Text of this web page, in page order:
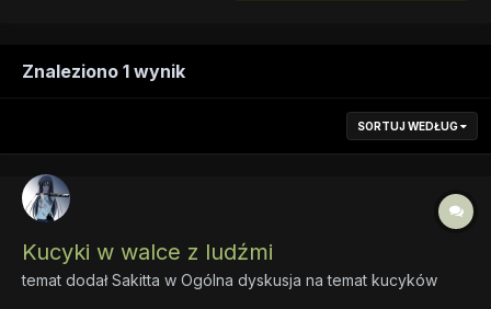
Znaleziono 1 wynik
SORTUJ WEDŁUG
Kucyki w walce z ludźmi
temat dodałSakitta w Ogólna dyskusja na temat kucyków